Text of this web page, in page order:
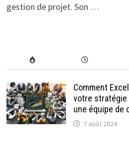
gestion de projet. Son …
Comment
votre stratégie
une équipe de
7 août 2024